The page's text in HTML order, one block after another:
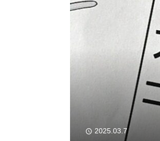
2025.03.7